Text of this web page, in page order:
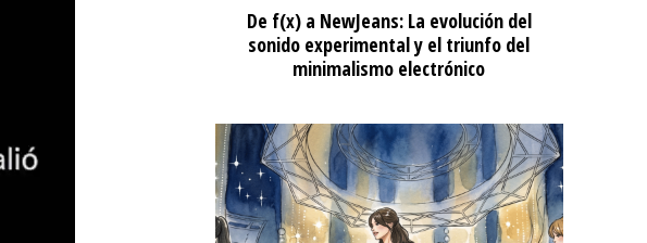
De f(x) a NewJeans: La evolución del
sonido experimental y el triunfo del
minimalismo electrónico